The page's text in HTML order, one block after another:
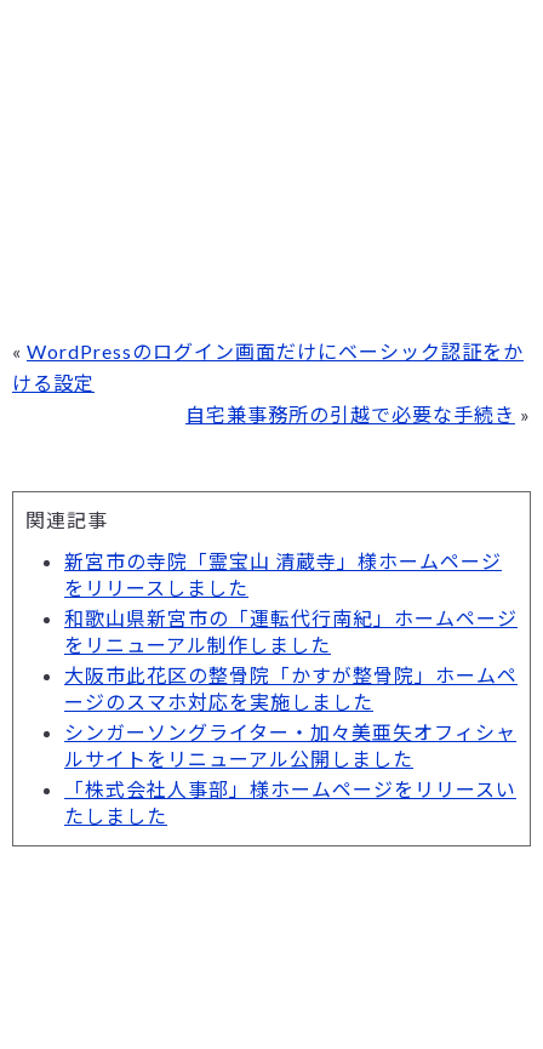
« WordPressのログイン画面だけにベーシック認証をか
ける設定
自宅兼事務所の引越で必要な手続き »
関連記事
新宮市の寺院「霊宝山 清蔵寺」様ホームページ
をリリースしました
和歌山県新宮市の「運転代行南紀」ホームページ
をリニューアル制作しました
大阪市此花区の整骨院「かすが整骨院」ホームペ
ージのスマホ対応を実施しました
シンガーソングライター・加々美亜矢オフィシャ
ルサイトをリニューアル公開しました
「株式会社人事部」様ホームページをリリースい
たしました